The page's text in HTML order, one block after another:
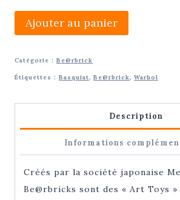
quantité
de
|
%
100%
Ajouter au panier
Catégorie : Be@rbrick
Étiquettes : Basquiat, Be@rbrick, Warhol
Description
Informations
Créés par la société japonaise
Be@rbricks sont des « Art Toys